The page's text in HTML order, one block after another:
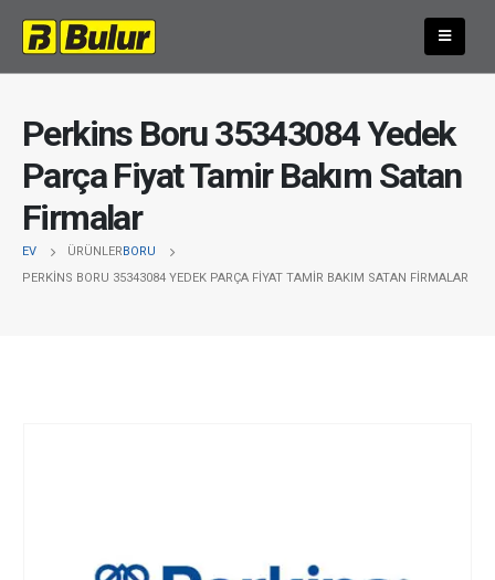
Perkins Boru 35343084 Yedek
Parça Fiyat Tamir Bakım Satan
Firmalar
EV ÜRÜNLERBORU
PERKINS BORU 35343084 YEDEK PARÇA FIYAT TAMIR BAKIM SATAN FIRMALAR